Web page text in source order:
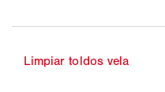
Limpiar toldos vela